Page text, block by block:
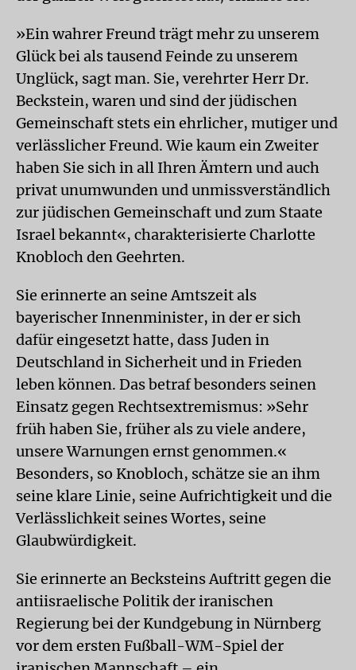
»Ein wahrer Freund trägt mehr zu unserem
Glück bei als tausend Feinde zu unserem
Unglück, sagt man. Sie, verehrter Herr Dr.
Beckstein, waren und sind der jüdischen
Gemeinschaft stets ein ehrlicher, mutiger und
verlässlicher Freund. Wie kaum ein Zweiter
haben Sie sich in all Ihren Ämtern und auch
privat unumwunden und unmissverständlich
zur jüdischen Gemeinschaft und zum Staate
Israel bekannt«, charakterisierte Charlotte
Knobloch den Geehrten.
Sie erinnerte an seine Amtszeit als
bayerischer Innenminister, in der er sich
dafür eingesetzt hatte, dass Juden in
Deutschland in Sicherheit und in Frieden
leben können. Das betraf besonders seinen
Einsatz gegen Rechtsextremismus: »Sehr
früh haben Sie, früher als zu viele andere,
unsere Warnungen ernst genommen.«
Besonders, so Knobloch, schätze sie an ihm
seine klare Linie, seine Aufrichtigkeit und die
Verlässlichkeit seines Wortes, seine
Glaubwürdigkeit.
Sie erinnerte an Becksteins Auftritt gegen die
antiisraelische Politik der iranischen
Regierung bei der Kundgebung in Nürnberg
vor dem ersten Fußball-WM-Spiel der